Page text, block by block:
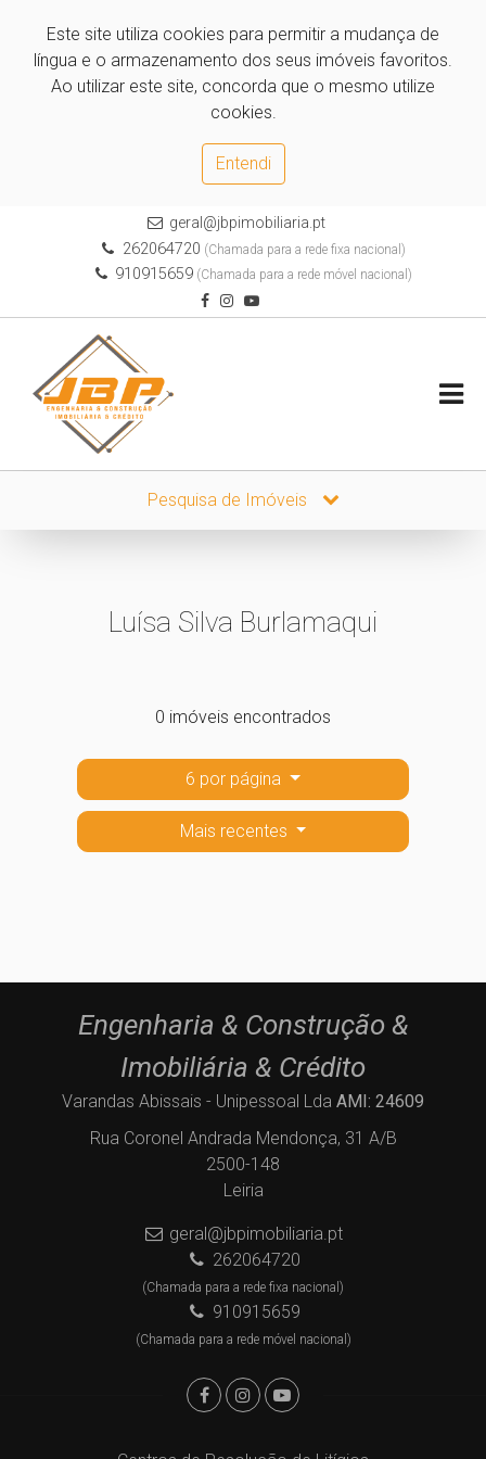
Este site utiliza cookies para permitir a mudança de
língua e o armazenamento dos seus imóveis favoritos.
Ao utilizar este site, concorda que o mesmo utilize
cookies.
Entendi
geral@jbpimobiliaria.pt
262064720 (Chamada para a rede fixa nacional)
910915659 (Chamada para a rede móvel nacional)
Pesquisa de Imóveis
Luísa Silva Burlamaqui
0 imóveis encontrados
6 por página
Mais recentes
Engenharia & Construção &
Imobiliária & Crédito
Varandas Abissais - Unipessoal Lda AMI: 24609
Rua Coronel Andrada Mendonça, 31 A/B
2500-148
Leiria
geral@jbpimobiliaria.pt
262064720
(Chamada para a rede fixa nacional)
910915659
(Chamada para a rede móvel nacional)